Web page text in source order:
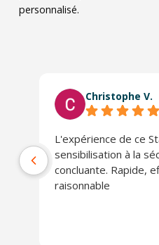
personnalisé.
Christophe V.
L'expérience de ce
sensibilisation à la
concluante. Rapide,
raisonnable